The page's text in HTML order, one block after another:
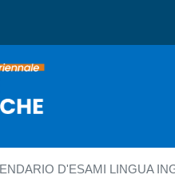
D'ESAMI LINGUA